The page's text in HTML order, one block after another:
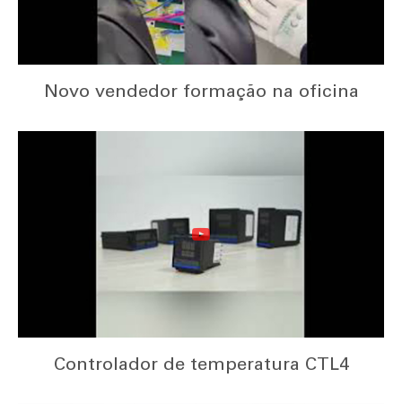
Novo vendedor formação na oficina
Controlador de temperatura CTL4